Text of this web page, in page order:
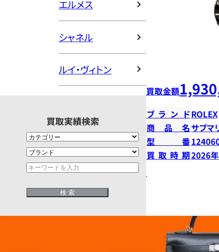
エルメス
シャネル
ルイ・ヴィトン
買取実績検索
買取金額
ブランドROLEX
商品名 サブマ
型番
買取時期2026